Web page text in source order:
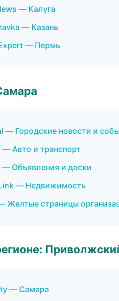
— Калуга
— Казань
— Пермь
— Городские новости и
Авто и транспорт
Объявления и доски
— Недвижимость
Желтые страницы
— Самара